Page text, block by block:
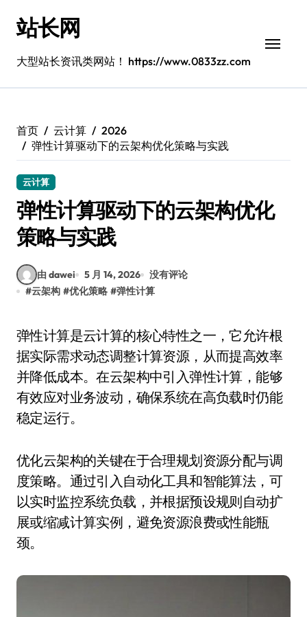
站长网
大型站长资讯类网站！ https://www.0833zz.com
首页 云计算
2026
弹性计算驱动下的云架构优化策略与实践
云计算
弹性计算驱动下的云架构优化
策略与实践
由 dawei 5 月 14, 2026
没有评论
#云架构 #优化策略 #弹性计算
弹性计算是云计算的核心特性之一，它允许根
据实际需求动态调整计算资源，从而提高效率
并降低成本。在云架构中引入弹性计算，能够
有效应对业务波动，确保系统在高负载时仍能
稳定运行。
优化云架构的关键在于合理规划资源分配与调
度策略。通过引入自动化工具和智能算法，可
以实时监控系统负载，并根据预设规则自动扩
展或缩减计算实例，避免资源浪费或性能瓶
颈。